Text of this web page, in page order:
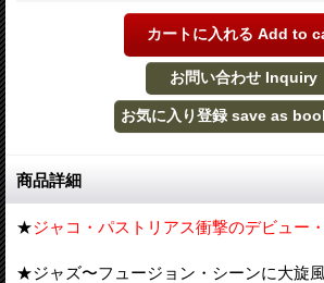
商品詳細
★ジャコ・パストリアス衝撃のデビュー・
★ジャズ〜フュージョン・シーンに大旋